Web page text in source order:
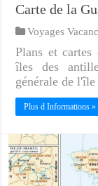
Carte de la
Voyages
Plans et cartes
îles des
générale de
Plus d Informations »